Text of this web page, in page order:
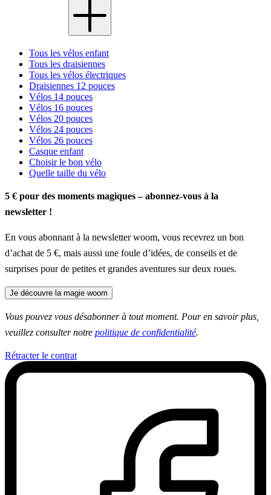
Tous les vélos enfant
Tous les draisiennes
Tous les vélos électriques
Draisiennes 12 pouces
Vélos 14 pouces
Vélos 16 pouces
Vélos 20 pouces
Vélos 24 pouces
Vélos 26 pouces
Casque enfant
Choisir le bon vélo
Quelle taille du vélo
5 € pour des moments magiques – abonnez-vous à la
newsletter !
En vous abonnant à la newsletter woom, vous recevrez un bon
d’achat de 5 €, mais aussi une foule d’idées, de conseils et de
surprises pour de petites et grandes aventures sur deux roues.
Je découvre la magie woom
Vous pouvez vous désabonner à tout moment. Pour en savoir plus,
veuillez consulter notre politique de confidentialité.
Rétracter le contrat